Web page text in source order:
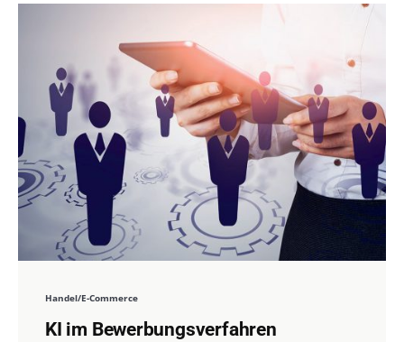
Handel/E-Commerce
KI im Bewerbungsverfahren